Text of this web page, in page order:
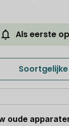
Als eerste
oude